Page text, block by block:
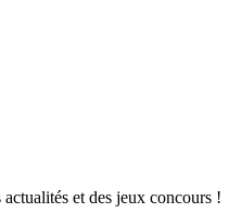
et des jeux concours !